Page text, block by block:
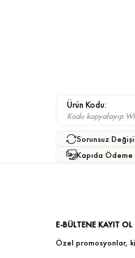
Ürün Kodu:
Kodu kopyalayıp
Sorunsuz
Kapıda Ödeme
E-BÜLTENE KAYIT OL
Özel promosyonlar,